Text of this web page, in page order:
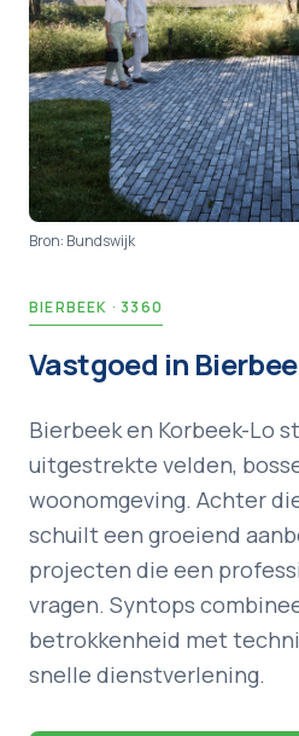
Bron: Bundswijk
BIERBEEK · 3360
Vastgoed in
Bierbeek en Korbeek-Lo
uitgestrekte velden,
woonomgeving. Achter
schuilt een groeiend
projecten die een
vragen. Syntops
betrokkenheid met
snelle dienstverlening.